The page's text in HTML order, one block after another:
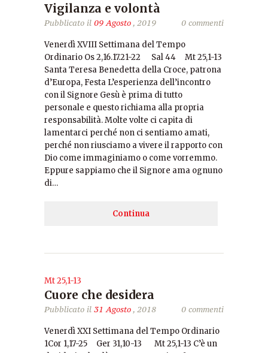
Vigilanza e volontà
Pubblicato il 09 Agosto, 2019 0 commenti
Venerdì XVIII Settimana del Tempo
Ordinario Os 2,16.17.21-22 Sal 44 Mt 25,1-13
Santa Teresa Benedetta della Croce, patrona
d’Europa, Festa L’esperienza dell’incontro
con il Signore Gesù è prima di tutto
personale e questo richiama alla propria
responsabilità. Molte volte ci capita di
lamentarci perché non ci sentiamo amati,
perché non riusciamo a vivere il rapporto con
Dio come immaginiamo o come vorremmo.
Eppure sappiamo che il Signore ama ognuno
di…
Continua
Mt 25,1-13
Cuore che desidera
Pubblicato il 31 Agosto, 2018 0 commenti
Venerdì XXI Settimana del Tempo Ordinario
1Cor 1,17-25 Ger 31,10-13 Mt 25,1-13 C’è un